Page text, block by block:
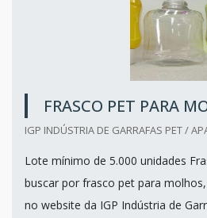
FRASCO PET PARA
IGP INDÚSTRIA DE GARRAFAS PET /
Lote mínimo de 5.000 unidades
buscar por frasco pet para
no website da IGP Indústria de